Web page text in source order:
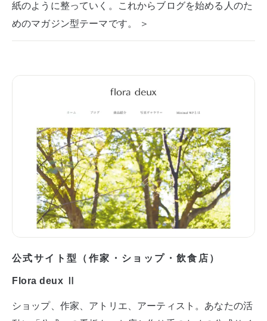
紙のように整っていく。これからブログを始める人のた
めのマガジン型テーマです。 ＞
公式サイト型（作家・ショップ・飲食店）
Flora deux Ⅱ
ショップ、作家、アトリエ、アーティスト。あなたの活